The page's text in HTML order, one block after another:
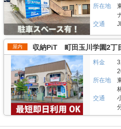
して利用できる「マリンボックス本鵠
すすめできる施設だと思った。
能です（お申し出いただいた月の翌月
なります。 編集後記 湘南に本社を構えるマリンボックス社。かわいいイル
カの看板や海を思わせるブルーが印象
ーム。駅からのアクセスも良いという
りが少ない路地にあるため、車からの
印象を受けた。同社の代表取締役、永田
きたので、安心して使える設備や親切な
顔で話す。用途に合わせて様々なサイズ
さんの大切な荷物を預けるのにぴったり
では、お客様の大切なお荷物をお預か
メラを設置していたり、毎月数回、巡回
ンスはオートロックで施錠されており
完備しています。 また、コンテナ倉庫
届いており、ホコリなどが出にくく、
備しており、通年26-7度で管理している
品などの保管などにも安心してご利用いただけます。
教えてください。 バイクガレージ/トランクルームの建物の上の階にオーナ
ーが住んでいるため、内覧したい場合、
合えば直接案内することが可能です。
は保証人や連帯保証人の代わりに、保証
ため保証人は不要、敷金・礼金なども不
賃料が無料なので導入のハードルを低
す（お申し出いただいた月の翌月末での
8,300円～/月、バイクガレージが16,000円～/月に
の景色に溶け込むおしゃれなガレージ
所在地
交通
屋内 収納PiT 町田玉川学園2丁
料金
所在地
交通